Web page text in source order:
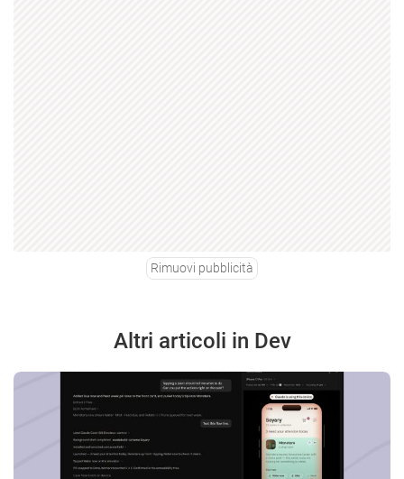
Rimuovi pubblicità
Altri articoli in Dev